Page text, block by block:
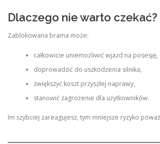
Dlaczego nie warto czekać?
Zablokowana brama może:
całkowicie uniemożliwić wjazd na posesję,
doprowadzić do uszkodzenia silnika,
zwiększyć koszt przyszłej naprawy,
stanowić zagrożenie dla użytkowników.
Im szybciej zareagujesz, tym mniejsze ryzyko